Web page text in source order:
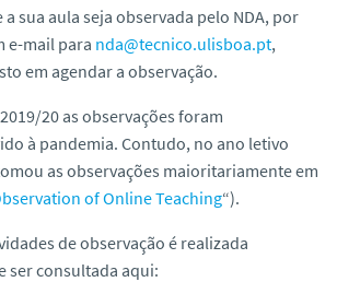
sua aula seja observada pelo NDA, por
e-mail para nda@tecnico.ulisboa.pt,
em agendar a observação.
20 as observações foram
à pandemia. Contudo, no ano letivo
as observações maioritariamente em
of Online Teaching“).
de observação é realizada
ser consultada aqui: